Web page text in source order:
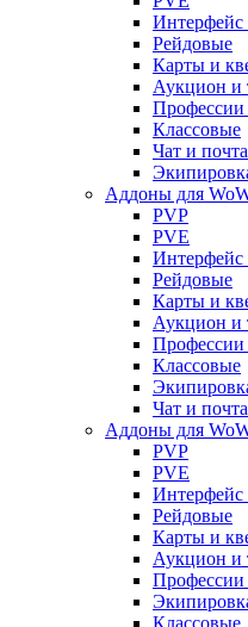
Интерфейс
Рейдовые
Карты и
Аукцион и
Профессии
Классовые
Чат и почта
Аддоны для
PVP
PVE
Интерфейс
Рейдовые
Карты и
Аукцион и
Профессии
Классовые
Чат и почта
Аддоны для
PVP
PVE
Интерфейс
Рейдовые
Карты и
Аукцион и
Профессии
Классовые